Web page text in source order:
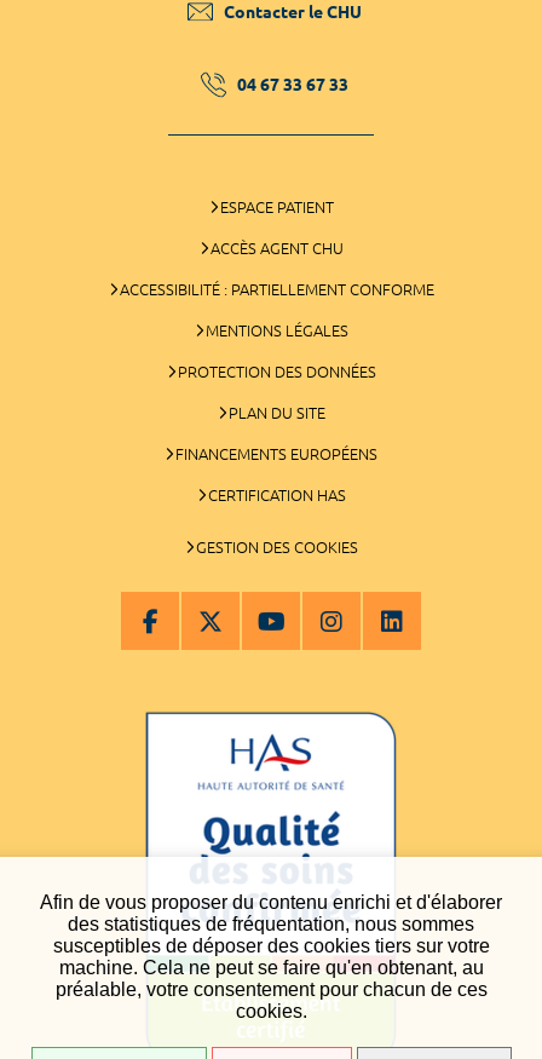
Afin de vous proposer du contenu enrichi et d'élaborer
des statistiques de fréquentation, nous sommes
susceptibles de déposer des cookies tiers sur votre
machine. Cela ne peut se faire qu'en obtenant, au
préalable, votre consentement pour chacun de ces
cookies.
Contacter le CHU
04 67 33 67 33
ESPACE PATIENT
ACCÈS AGENT CHU
ACCESSIBILITÉ : PARTIELLEMENT CONFORME
MENTIONS LÉGALES
PROTECTION DES DONNÉES
PLAN DU SITE
FINANCEMENTS EUROPÉENS
CERTIFICATION HAS
GESTION DES COOKIES